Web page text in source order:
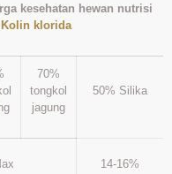
kesehatan hewan nutrisi
Kolin klorida
70%
tongkol
jagung
50% Silika
14-16%